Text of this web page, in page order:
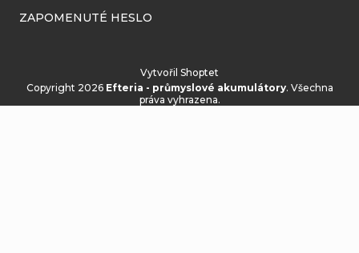
ZAPOMENUTÉ HESLO
Vytvořil Shoptet
Copyright 2026 Efteria - průmyslové akumulátory. Všechna
práva vyhrazena.